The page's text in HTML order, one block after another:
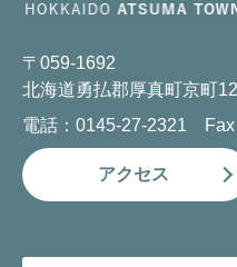
〒059-1692
北海道勇払郡厚真町京町
電話：0145-27-2321 Fax
アクセス